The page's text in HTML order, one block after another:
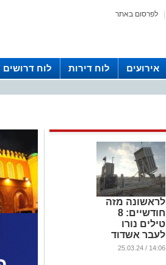
לפרסום באתר
אירועים לוח דירות לוח דרושים
לראשונה מזה
חודשיים: 8
טילים נורו
לעבר אשדוד
...
14:06 / 25.03.24